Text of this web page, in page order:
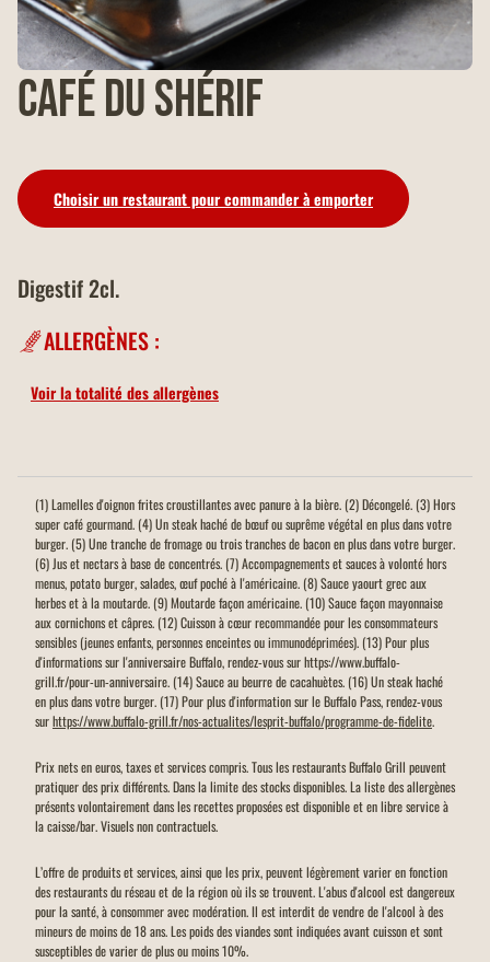
Café du Shérif
Choisir un restaurant pour commander à emporter
Digestif 2cl.
ALLERGÈNES :
Voir la totalité des allergènes
(1) Lamelles d'oignon frites croustillantes avec panure à la bière. (2) Décongelé. (3) Hors
super café gourmand. (4) Un steak haché de bœuf ou suprême végétal en plus dans votre
burger. (5) Une tranche de fromage ou trois tranches de bacon en plus dans votre burger.
(6) Jus et nectars à base de concentrés. (7) Accompagnements et sauces à volonté hors
menus, potato burger, salades, œuf poché à l'américaine. (8) Sauce yaourt grec aux
herbes et à la moutarde. (9) Moutarde façon américaine. (10) Sauce façon mayonnaise
aux cornichons et câpres. (12) Cuisson à cœur recommandée pour les consommateurs
sensibles (jeunes enfants, personnes enceintes ou immunodéprimées). (13) Pour plus
d'informations sur l'anniversaire Buffalo, rendez-vous sur https://www.buffalo-
grill.fr/pour-un-anniversaire. (14) Sauce au beurre de cacahuètes. (16) Un steak haché
en plus dans votre burger. (17) Pour plus d'information sur le Buffalo Pass, rendez-vous
surhttps://www.buffalo-grill.fr/nos-actualites/lesprit-buffalo/programme-de-fidelite.
Prix nets en euros, taxes et services compris. Tous les restaurants Buffalo Grill peuvent
pratiquer des prix différents. Dans la limite des stocks disponibles. La liste des allergènes
présents volontairement dans les recettes proposées est disponible et en libre service à
la caisse/bar. Visuels non contractuels.
L’offre de produits et services, ainsi que les prix, peuvent légèrement varier en fonction
des restaurants du réseau et de la région où ils se trouvent. L'abus d'alcool est dangereux
pour la santé, à consommer avec modération. Il est interdit de vendre de l'alcool à des
mineurs de moins de 18 ans. Les poids des viandes sont indiquées avant cuisson et sont
susceptibles de varier de plus ou moins 10%.